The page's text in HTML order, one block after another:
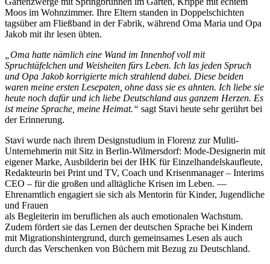
Moos im Wohnzimmer. Ihre Eltern standen in Doppelschichten
tagsüber am Fließband in der Fabrik, während Oma Maria und Opa
Jakob mit ihr lesen übten.
„Oma hatte nämlich eine Wand im Innenhof voll mit
Spruchtäfelchen und Weisheiten fürs Leben. Ich las jeden Spruch
und Opa Jakob korrigierte mich strahlend dabei. Diese beiden
waren meine ersten Lesepaten, ohne dass sie es ahnten. Ich liebe sie
heute noch dafür und ich liebe Deutschland aus ganzem Herzen. Es
ist meine Sprache, meine Heimat.“ sagt Stavi heute sehr gerührt bei
der Erinnerung.
Stavi wurde nach ihrem Designstudium in Florenz zur Muliti-
Unternehmerin mit Sitz in Berlin-Wilmersdorf: Mode-Designerin mit
eigener Marke, Ausbilderin bei der IHK für Einzelhandelskaufleute,
Redakteurin bei Print und TV, Coach und Krisenmanager – Interims
CEO – für die großen und alltägliche Krisen im Leben. —
Ehrenamtlich engagiert sie sich als Mentorin für Kinder, Jugendliche
und Frauen
als Begleiterin im beruflichen als auch emotionalen Wachstum.
Zudem fördert sie das Lernen der deutschen Sprache bei Kindern
mit Migrationshintergrund, durch gemeinsames Lesen als auch
durch das Verschenken von Büchern mit Bezug zu Deutschland.